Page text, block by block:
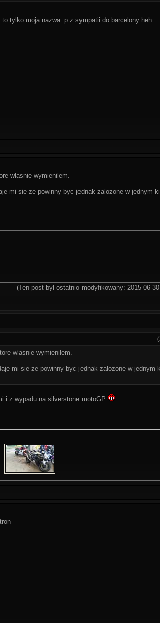
tylko moja nazwa :p z sympatii do barcelony heh
wlasnie wymienilem.
mi sie ze powinny byc jednak zalozone w jednym
(Ten post był ostatnio modyfikowany: 2015-06-
wlasnie wymienilem.
mi sie ze powinny byc jednak zalozone w jednym
i z wypadu na silverstone motoGP